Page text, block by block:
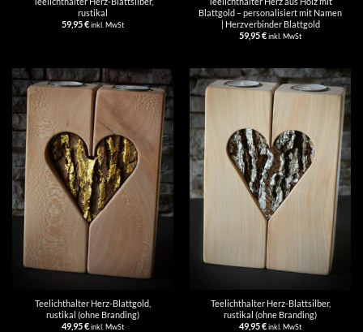
rustikal
59,95€inkl. MwSt
Blattgold – personalisiert mit Namen
| Herzverbinder Blattgold
59,95€inkl. MwSt
Teelichthalter Herz-Blattgold,
rustikal (ohne Branding)
49,95€inkl. MwSt
Teelichthalter Herz-Blattsilber,
rustikal (ohne Branding)
49,95€inkl. MwSt